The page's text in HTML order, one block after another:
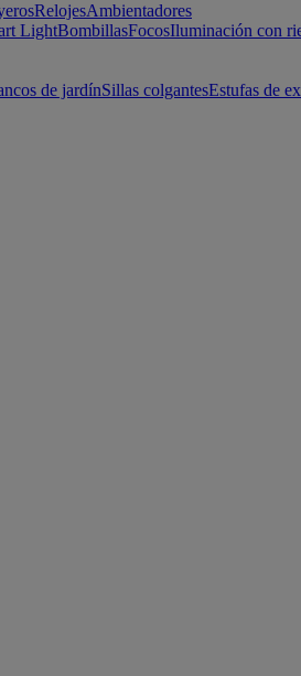
RelojesAmbientadores
LightBombillasFocosIluminación con
de jardínSillas colgantesEstufas de